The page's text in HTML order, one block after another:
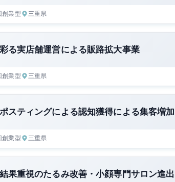
創業型 三重県
る実店舗運営による販路拡大事業
創業型 三重県
スティングによる認知獲得による集客増加
創業型 三重県
果重視のたるみ改善・小顔専門サロン進出